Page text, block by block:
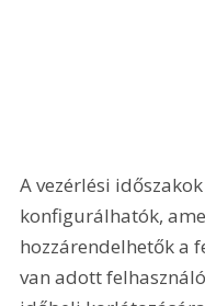
A vezérlési
konfigurálhatók,
hozzárendelhetők a
van adott